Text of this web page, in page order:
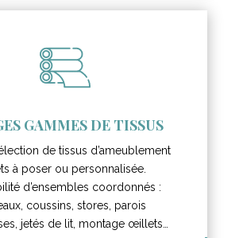
GAMMES DE TISSUS
de tissus d’ameublement
à poser ou personnalisée.
d’ensembles coordonnés :
coussins, stores, parois
jetés de lit, montage œillets…